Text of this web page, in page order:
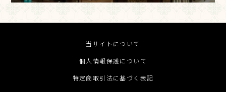
当サイトについて
個人情報保護について
特定商取引法に基づく表記